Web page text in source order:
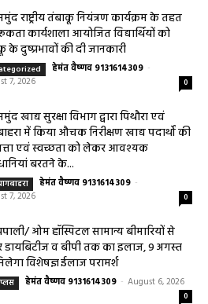
राष्ट्रीय तंबाकू नियंत्रण कार्यक्रम के तहत
कार्यशाला आयोजित विद्यार्थियों को
के दुष्प्रभावों की दी जानकारी
हेमंत वैष्णव 9131614309 -
7, 2026
0
खाद्य सुरक्षा विभाग द्वारा पिथौरा एवं
में किया औचक निरीक्षण खाद्य पदार्थों की
एवं स्वच्छता को लेकर आवश्यक
बरतने के...
हेमंत वैष्णव 9131614309 -
7, 2026
0
ओम हॉस्पिटल सामान्य बीमारियों से
व बीपी तक का इलाज, 9 अगस्त
विशेषज्ञ ईलाज परामर्श
हेमंत वैष्णव 9131614309 - August 6, 2026
0